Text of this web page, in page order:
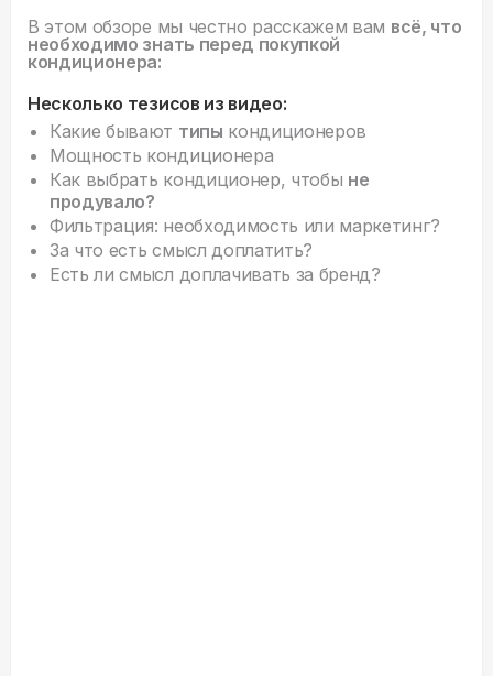
В этом обзоре мы честно расскажем вам всё, что
необходимо знать перед покупкой
кондиционера:
Несколько тезисов из видео:
Какие бывают типы кондиционеров
Мощность кондиционера
Как выбрать кондиционер, чтобы не
продувало?
Фильтрация: необходимость или маркетинг?
За что есть смысл доплатить?
Есть ли смысл доплачивать за бренд?